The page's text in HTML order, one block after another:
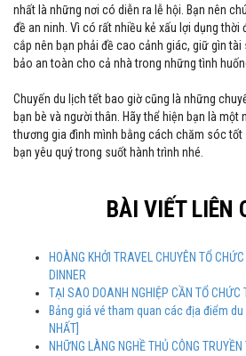
nhất là những nơi có diễn ra lễ hội. Bạn nên
đề an ninh. Vì có rất nhiều kẻ xấu lợi dụng thời
cắp nên bạn phải đề cao cảnh giác, giữ gìn
bảo an toàn cho cả nhà trong những tình
Chuyến du lịch tết bao giờ cũng là những
bạn bè và người thân. Hãy thể hiện bạn là một
thương gia đình mình bằng cách chăm sóc
bạn yêu quý trong suốt hành trình nhé.
BÀI VIẾT LIÊN
HOÀNG KHỞI TRAVEL CHUYÊN TỔ
DINNER
TẠI SAO DOANH NGHIỆP CẦN TỔ CHỨC
Bảng giá vé tham quan các địa điểm du
NHẤT]
NHỮNG LÀNG NGHỀ THỦ CÔNG